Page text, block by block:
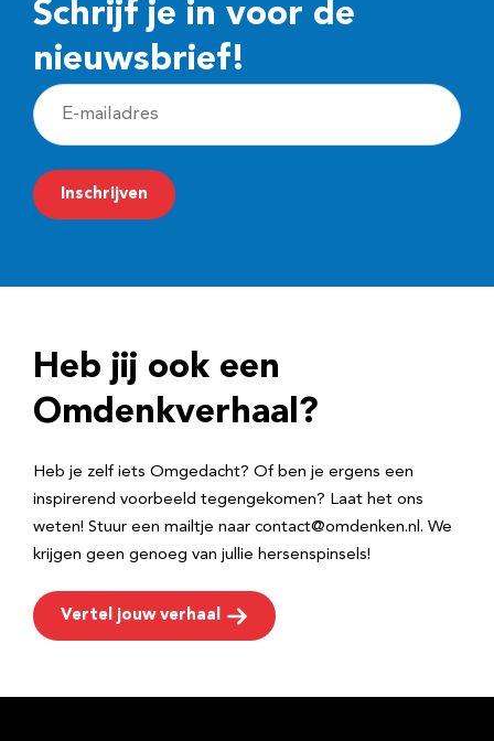
Schrijf je in voor de
nieuwsbrief!
E
-
m
a
r
e
Inschrijven
Heb jij ook een
Omdenkverhaal?
Heb je zelf iets Omgedacht? Of ben je ergens een
inspirerend voorbeeld tegengekomen? Laat het ons
weten! Stuur een mailtje naar contact@omdenken.nl. We
krijgen geen genoeg van jullie hersenspinsels!
Vertel jouw verhaal